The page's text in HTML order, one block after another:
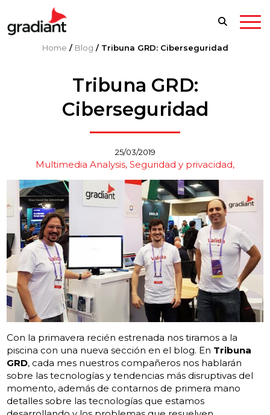
Home / Blog / Tribuna GRD: Ciberseguridad
Tribuna GRD:
Ciberseguridad
25/03/2019
Multimedia Analysis Seguridad y privacidad
Con la primavera recién estrenada nos tiramos a la
piscina con una nueva sección en el blog. En Tribuna
GRD, cada mes nuestros compañeros nos hablarán
sobre las tecnologías y tendencias más disruptivas del
momento, además de contarnos de primera mano
detalles sobre las tecnologías que estamos